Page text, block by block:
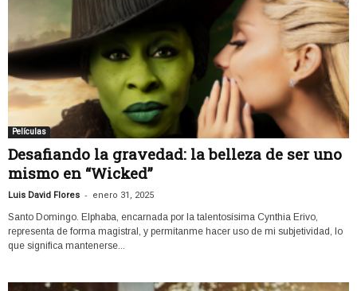
Películas
Desafiando la gravedad: la belleza de ser uno
mismo en “Wicked”
Luis David Flores - enero 31, 2025
Santo Domingo. Elphaba, encarnada por la talentosísima Cynthia Erivo,
representa de forma magistral, y permítanme hacer uso de mi subjetividad, lo
que significa mantenerse...